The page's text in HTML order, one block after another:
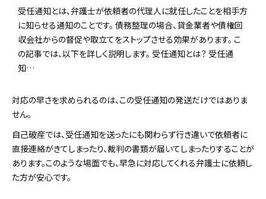
受任通知とは、弁護士が依頼者の代理人に就任したことを相手方
に知らせる通知のことです。 債務整理の場合、貸金業者や債権回
収会社からの督促や取立てをストップさせる効果があります。 こ
の記事では、以下を詳しく説明します。 受任通知とは？ 受任通
知…
対応の早さを求められるのは、この受任通知の発送だけではありま
せん。
自己破産では、受任通知を送ったにも関わらず行き違いで依頼者に
直接連絡がきてしまったり、裁判の書類が届いてしまったりすることが
あります。このような場面でも、早急に対応してくれる弁護士に依頼し
た方が安心です。